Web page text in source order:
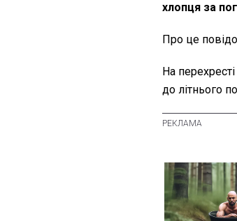
хлопця за
Про це
На
до літнього